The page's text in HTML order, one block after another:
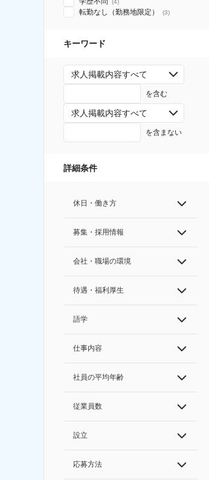
(4)
転勤なし（勤務地限定） (3)
キーワード
求人掲載内容すべて
を含む
求人掲載内容すべて
を含まない
詳細条件
休日・働き方
募集・採用情報
会社・職場の環境
待遇・福利厚生
語学
仕事内容
社員の平均年齢
従業員数
設立
応募方法